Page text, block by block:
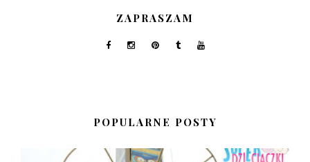
ZAPRASZAM
POPULARNE POSTY